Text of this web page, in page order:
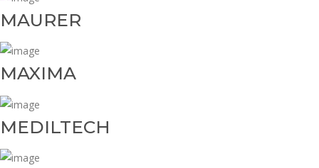
MAURER
MAXIMA
MEDILTECH